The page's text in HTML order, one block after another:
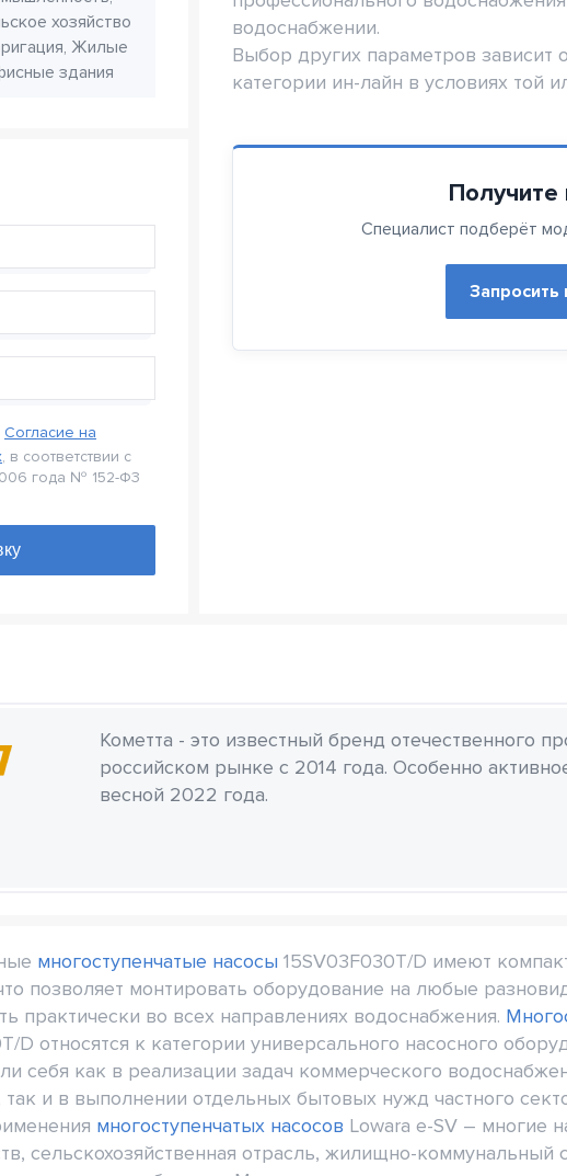
хозяйство
Жилые
здания
Согласие на
, в соответствии с
года № 152-Ф3
водоснабжении.
Выбор других параметров зависит
категории ин-лайн в условиях той
Специалист подберёт
Запросить
Кометта - это известный бренд отечественного
российском рынке с 2014 года. Особенно
весной 2022 года.
многоступенчатые насосы 15SV03F030T/D имеют
позволяет монтировать оборудование на любые
практически во всех направлениях водоснабжения.
D относятся к категории универсального насосного
себя как в реализации задач коммерческого
и в выполнении отдельных бытовых нужд частного
многоступенчатых насосов Lowara e-SV – многие
сельскохозяйственная отрасль, жилищно-коммунальный